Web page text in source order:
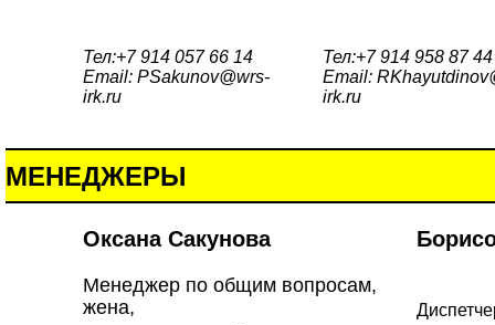
Тел:+7 914 057 66 14
Email: PSakunov@wrs-
irk.ru
Тел:+7 914 958 87 44
Email:
irk.ru
МЕНЕДЖЕРЫ
Оксана Сакунова
Менеджер по общим вопросам,
жена,